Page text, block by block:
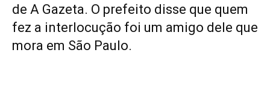
de A Gazeta. O prefeito disse que quem
fez a interlocução foi um amigo dele que
mora em São Paulo.